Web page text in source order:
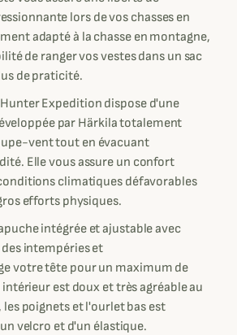
lors de vos chasses en
adapté à la chasse en montagne,
de ranger vos vestes dans un sac
de praticité.
Expedition dispose d'une
par Härkila totalement
vent tout en évacuant
Elle vous assure un confort
climatiques défavorables
efforts physiques.
intégrée et ajustable avec
intempéries et
votre tête pour un maximum de
est doux et très agréable au
les poignets et l'ourlet bas est
velcro et d'un élastique.